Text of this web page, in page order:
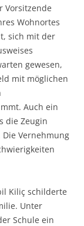
Vorsitzende
Wohnortes
sich mit der
gewesen,
mit möglichen
Auch ein
die Zeugin
Vernehmung
Kiliç schilderte
Unter
Schule ein